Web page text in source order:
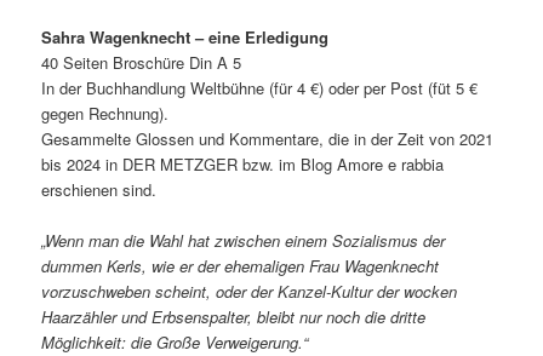
Sahra Wagenknecht – eine Erledigung
40 Seiten Broschüre Din A 5
In der Buchhandlung Weltbühne (für 4 €) oder per Post (füt 5 €
gegen Rechnung).
Gesammelte Glossen und Kommentare, die in der Zeit von 2021
bis 2024 in DER METZGER bzw. im Blog Amore e rabbia
erschienen sind.
„Wenn man die Wahl hat zwischen einem Sozialismus der
dummen Kerls, wie er der ehemaligen Frau Wagenknecht
vorzuschweben scheint, oder der Kanzel-Kultur der wocken
Haarzähler und Erbsenspalter, bleibt nur noch die dritte
Möglichkeit: die Große Verweigerung.“